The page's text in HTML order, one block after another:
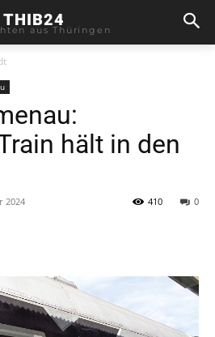
THIB24
aus Thüringen
hält in den
2024 0
410